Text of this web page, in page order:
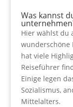
Was kannst
Hier wählst du
wunderschöne
hat viele
Reiseführer
Einige legen
Sozialismus,
Mittelalters.